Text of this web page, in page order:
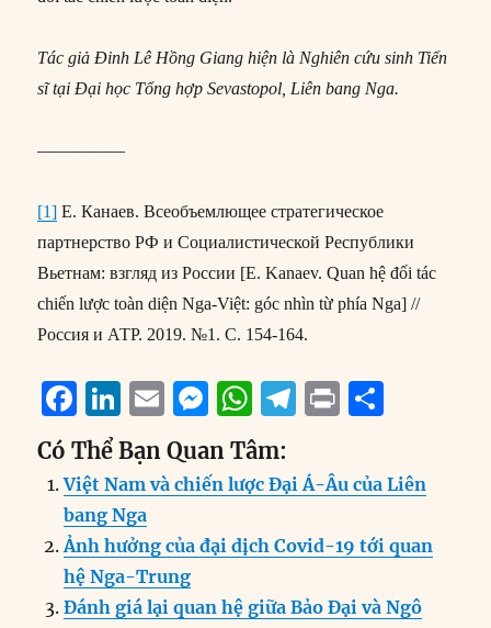
Tác giả Đinh Lê Hồng Giang hiện là Nghiên cứu sinh Tiến
sĩ tạiĐại học Tổng hợp Sevastopol , Liên bang Nga.
—————
[1] Е. Канаев. Всеобъемлющее стратегическое
партнерство РФ и Социалистической Республики
Вьетнам: взгляд из России [E. Kanaev. Quan hệ đối tác
chiến lược toàn diện Nga-Việt: góc nhìn từ phía Nga] //
Россия и АТР. 2019. №1. С. 154-164.
F
a
c
e
b
o
o
Li
n
k
e
d
I
n
E
m
ai
l
M
e
ss
e
n
er
W
h
at
s
A
p
T
e
g
r
m
P
n
t
a
re
Có Thể Bạn Quan Tâm:
Việt Nam và chiến lược Đại Á-Âu của Liên
bang Nga
Ảnh hưởng của đại dịch Covid-19 tới quan
hệ Nga-Trung
Đánh giá lại quan hệ giữa Bảo Đại và Ngô